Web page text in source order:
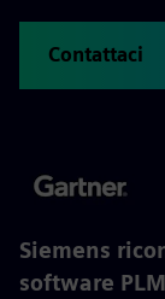
Contattaci
Siemens
software PLM